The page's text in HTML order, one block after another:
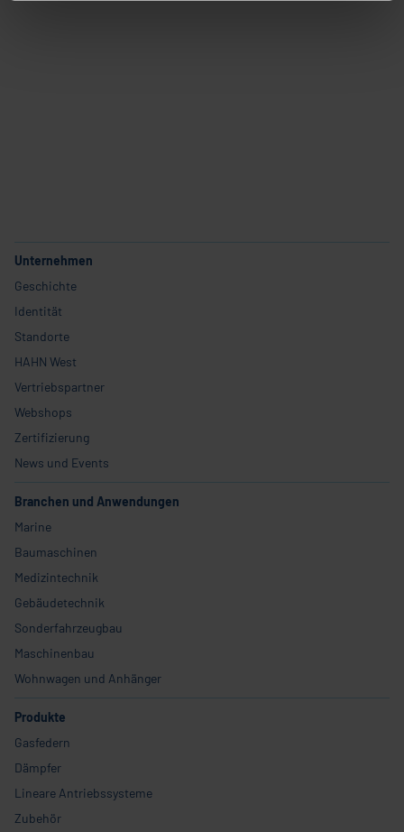
Unternehmen
Geschichte
Identität
Standorte
HAHN West
Vertriebspartner
Webshops
Zertifizierung
News und Events
Branchen und Anwendungen
Marine
Baumaschinen
Medizintechnik
Gebäudetechnik
Sonderfahrzeugbau
Maschinenbau
Wohnwagen und Anhänger
Produkte
Gasfedern
Dämpfer
Lineare Antriebssysteme
Zubehör